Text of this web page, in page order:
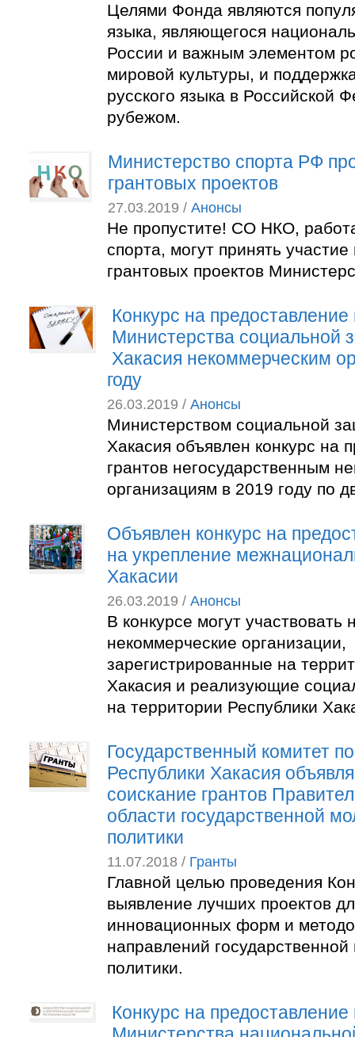
Целями Фонда являются
языка, являющегося
России и важным элементом
мировой культуры, и
русского языка в Российской
рубежом.
Министерство спорта РФ
грантовых проектов
27.03.2019 / Анонсы
Не пропустите! СО НКО,
спорта, могут принять участие
грантовых проектов
Конкурс на предоставление
Министерства социальной
Хакасия некоммерческим
году
26.03.2019 / Анонсы
Министерством социальной
Хакасия объявлен конкурс на
грантов негосударственным
организациям в 2019 году по
Объявлен конкурс на
на укрепление
Хакасии
26.03.2019 / Анонсы
В конкурсе могут участвовать
некоммерческие организации,
зарегистрированные на
Хакасия и реализующие
на территории Республики
Государственный комитет
Республики Хакасия
соискание грантов
области государственной
политики
11.07.2018 / Гранты
Главной целью проведения
выявление лучших проектов
инновационных форм и
направлений
политики.
Конкурс на предоставление